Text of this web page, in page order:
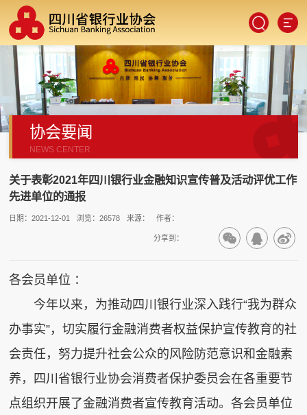
SCAN
众号
协会要闻
NEWS CENTER
关于表彰2021年四川银行业金融知识宣传普及活动评优工作
先进单位的通报
日期：2021-12-01 浏览：26578 来源： 作者：
分享到：
各会员单位 ：
今年以来，为推动四川银行业深入践行“我为群众
办事实”，切实履行金融消费者权益保护宣传教育的社
会责任，努力提升社会公众的风险防范意识和金融素
养，四川省银行业协会消费者保护委员会在各重要节
点组织开展了金融消费者宣传教育活动。各会员单位